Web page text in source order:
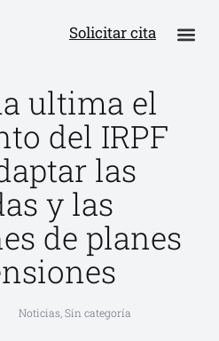
Solicitar cita
ultima el
del IRPF
las
y las
de planes
Noticias Sin categoría